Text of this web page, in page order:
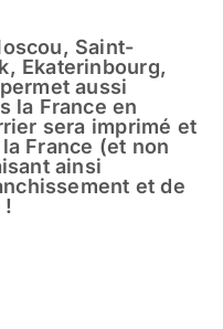
Saint-
Ekaterinbourg,
aussi
la France en
sera imprimé et
France (et non
ainsi
et de
!